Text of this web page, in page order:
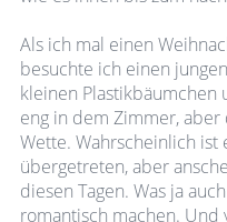
Als ich mal einen
besuchte ich einen
kleinen
eng in dem Zimmer,
Wette. Wahrscheinlich
übergetreten, aber
diesen Tagen. Was ja
romantisch machen. Und